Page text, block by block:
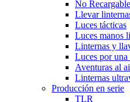
No Recargable
Llevar
Luces tácticas
Luces manos
Linternas y
Luces por una
Aventuras al
Linternas
Producción en serie
TLR